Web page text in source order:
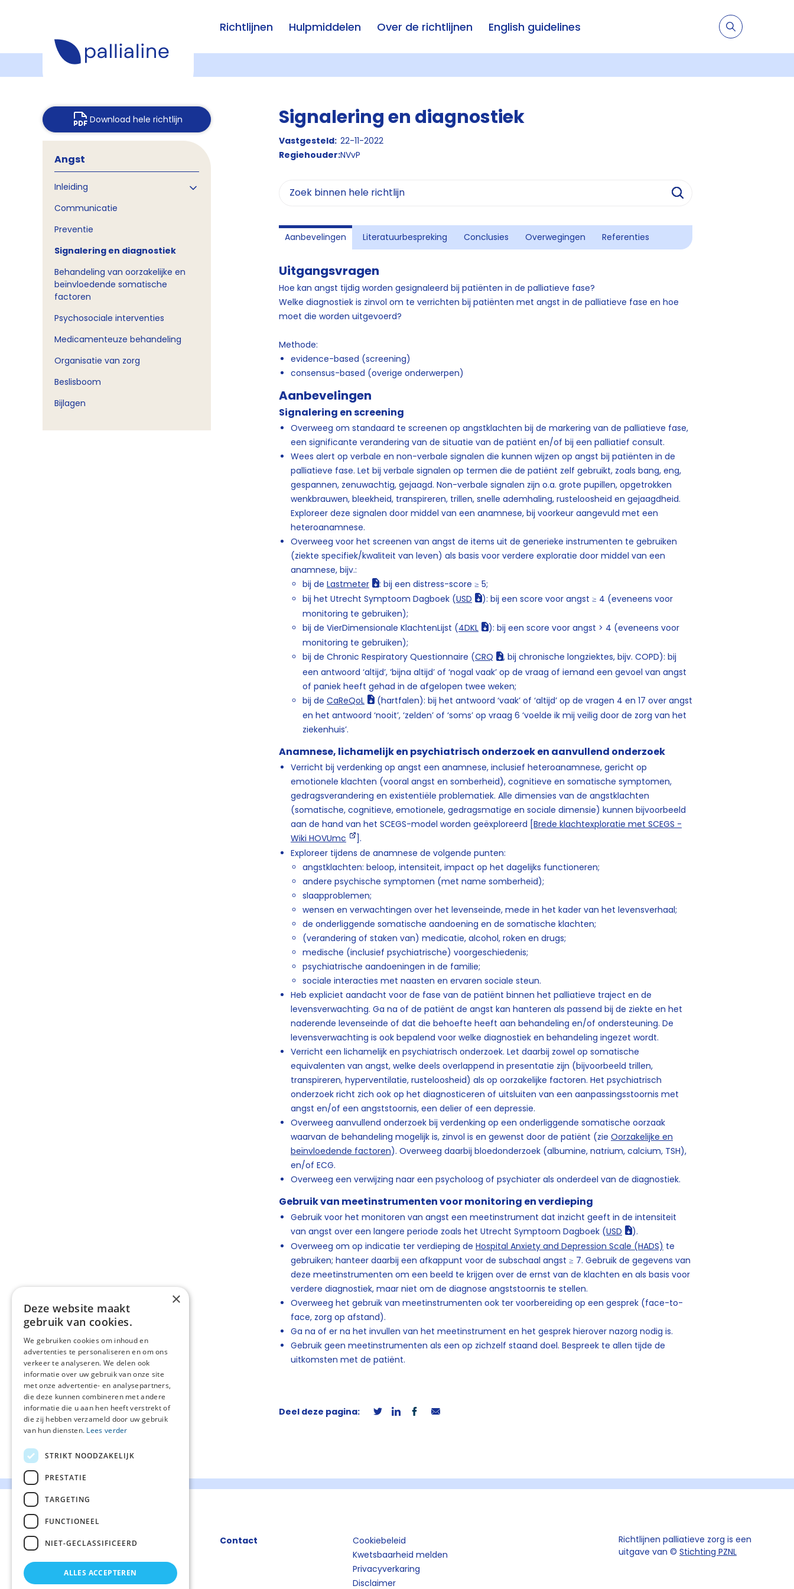
Richtlijnen Hulpmiddelen Over de richtlijnen English guidelines
Download hele richtlijn
Angst
Inleiding
Communicatie
Preventie
Signalering en diagnostiek
Behandeling van oorzakelijke en
beïnvloedende somatische
factoren
Psychosociale interventies
Medicamenteuze behandeling
Organisatie van zorg
Beslisboom
Bijlagen
Signalering en diagnostiek
Vastgesteld: 22-11-2022
Regiehouder:NVvP
Aanbevelingen Literatuurbespreking Conclusies Overwegingen Referenties
Uitgangsvragen
Hoe kan angst tijdig worden gesignaleerd bij patiënten in de palliatieve fase?
Welke diagnostiek is zinvol om te verrichten bij patiënten met angst in de palliatieve fase en hoe
moet die worden uitgevoerd?
Methode:
evidence-based (screening)
consensus-based (overige onderwerpen)
Aanbevelingen
Signalering en screening
Overweeg om standaard te screenen op angstklachten bij de markering van de palliatieve fase,
een significante verandering van de situatie van de patiënt en/of bij een palliatief consult.
Wees alert op verbale en non-verbale signalen die kunnen wijzen op angst bij patiënten in de
palliatieve fase. Let bij verbale signalen op termen die de patiënt zelf gebruikt, zoals bang, eng,
gespannen, zenuwachtig, gejaagd. Non-verbale signalen zijn o.a. grote pupillen, opgetrokken
wenkbrauwen, bleekheid, transpireren, trillen, snelle ademhaling, rusteloosheid en gejaagdheid.
Exploreer deze signalen door middel van een anamnese, bij voorkeur aangevuld met een
heteroanamnese.
Overweeg voor het screenen van angst de items uit de generieke instrumenten te gebruiken
(ziekte specifiek/kwaliteit van leven) als basis voor verdere exploratie door middel van een
anamnese, bijv.:
bij de Lastmeter
: bij een distress-score ≥ 5;
bij het Utrecht Symptoom Dagboek (USD
): bij een score voor angst ≥ 4 (eveneens voor
monitoring te gebruiken);
bij de VierDimensionale KlachtenLijst (4DKL
): bij een score voor angst > 4 (eveneens voor
monitoring te gebruiken);
bij de Chronic Respiratory Questionnaire (CRQ
, bij chronische longziektes, bijv. COPD): bij
een antwoord ‘altijd’, ‘bijna altijd’ of ‘nogal vaak’ op de vraag of iemand een gevoel van angst
of paniek heeft gehad in de afgelopen twee weken;
bij de CaReQoL
(hartfalen): bij het antwoord ‘vaak’ of ‘altijd’ op de vragen 4 en 17 over angst
en het antwoord ‘nooit’, ‘zelden’ of ‘soms’ op vraag 6 ‘voelde ik mij veilig door de zorg van het
ziekenhuis’.
Anamnese, lichamelijk en psychiatrisch onderzoek en aanvullend onderzoek
Verricht bij verdenking op angst een anamnese, inclusief heteroanamnese, gericht op
emotionele klachten (vooral angst en somberheid), cognitieve en somatische symptomen,
gedragsverandering en existentiële problematiek. Alle dimensies van de angstklachten
(somatische, cognitieve, emotionele, gedragsmatige en sociale dimensie) kunnen bijvoorbeeld
aan de hand van het SCEGS-model worden geëxploreerd [Brede klachtexploratie met SCEGS -
Wiki HOVUmc
].
Exploreer tijdens de anamnese de volgende punten:
angstklachten: beloop, intensiteit, impact op het dagelijks functioneren;
andere psychische symptomen (met name somberheid);
slaapproblemen;
wensen en verwachtingen over het levenseinde, mede in het kader van het levensverhaal;
de onderliggende somatische aandoening en de somatische klachten;
(verandering of staken van) medicatie, alcohol, roken en drugs;
medische (inclusief psychiatrische) voorgeschiedenis;
psychiatrische aandoeningen in de familie;
sociale interacties met naasten en ervaren sociale steun.
Heb expliciet aandacht voor de fase van de patiënt binnen het palliatieve traject en de
levensverwachting. Ga na of de patiënt de angst kan hanteren als passend bij de ziekte en het
naderende levenseinde of dat die behoefte heeft aan behandeling en/of ondersteuning. De
levensverwachting is ook bepalend voor welke diagnostiek en behandeling ingezet wordt.
Verricht een lichamelijk en psychiatrisch onderzoek. Let daarbij zowel op somatische
equivalenten van angst, welke deels overlappend in presentatie zijn (bijvoorbeeld trillen,
transpireren, hyperventilatie, rusteloosheid) als op oorzakelijke factoren. Het psychiatrisch
onderzoek richt zich ook op het diagnosticeren of uitsluiten van een aanpassingsstoornis met
angst en/of een angststoornis, een delier of een depressie.
Overweeg aanvullend onderzoek bij verdenking op een onderliggende somatische oorzaak
waarvan de behandeling mogelijk is, zinvol is en gewenst door de patiënt (zie Oorzakelijke en
beïnvloedende factoren). Overweeg daarbij bloedonderzoek (albumine, natrium, calcium, TSH),
en/of ECG.
Overweeg een verwijzing naar een psycholoog of psychiater als onderdeel van de diagnostiek.
Gebruik van meetinstrumenten voor monitoring en verdieping
Gebruik voor het monitoren van angst een meetinstrument dat inzicht geeft in de intensiteit
van angst over een langere periode zoals het Utrecht Symptoom Dagboek (USD
).
Overweeg om op indicatie ter verdieping de Hospital Anxiety and Depression Scale (HADS) te
gebruiken; hanteer daarbij een afkappunt voor de subschaal angst ≥ 7. Gebruik de gegevens van
deze meetinstrumenten om een beeld te krijgen over de ernst van de klachten en als basis voor
verdere diagnostiek, maar niet om de diagnose angststoornis te stellen.
Overweeg het gebruik van meetinstrumenten ook ter voorbereiding op een gesprek (face-to-
face, zorg op afstand).
Ga na of er na het invullen van het meetinstrument en het gesprek hierover nazorg nodig is.
Gebruik geen meetinstrumenten als een op zichzelf staand doel. Bespreek te allen tijde de
uitkomsten met de patiënt.
Deel deze pagina:
Contact
Cookiebeleid
Kwetsbaarheid melden
Privacyverkaring
Disclaimer
Richtlijnen palliatieve zorg is een
uitgave van © Stichting PZNL
×
Deze website maakt
gebruik van cookies.
We gebruiken cookies om inhoud en
advertenties te personaliseren en om ons
verkeer te analyseren. We delen ook
informatie over uw gebruik van onze site
met onze advertentie- en analysepartners,
die deze kunnen combineren met andere
informatie die u aan hen heeft verstrekt of
die zij hebben verzameld door uw gebruik
van hun diensten. Lees verder
STRIKT NOODZAKELIJK
PRESTATIE
TARGETING
FUNCTIONEEL
NIET-GECLASSIFICEERD
ALLES ACCEPTEREN